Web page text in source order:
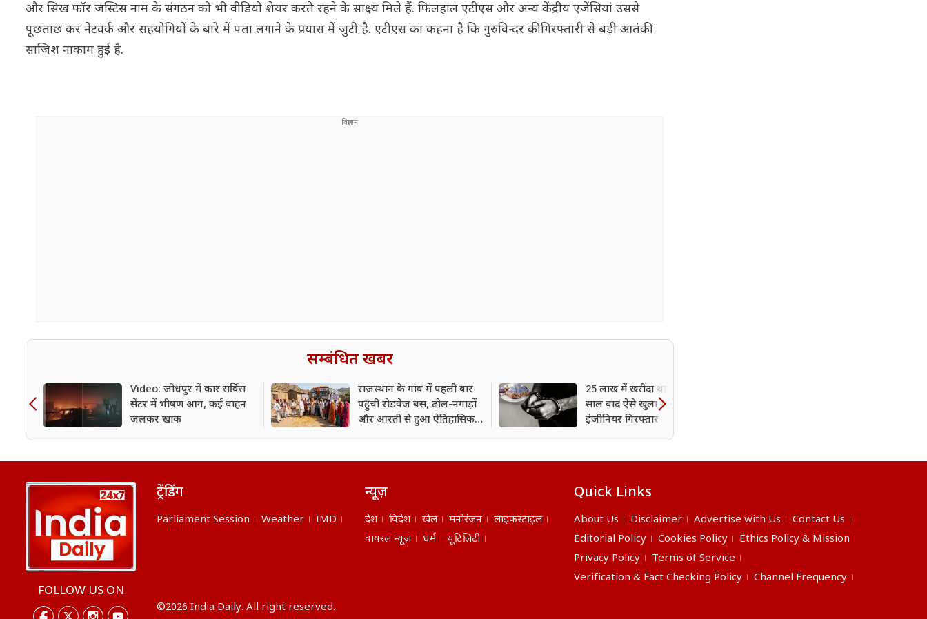
और सिख फॉर जस्टिस नाम के संगठन को भी वीडियो शेयर करते रहने के साक्ष्य मिले हैं. फिलहाल एटीएस और अन्य केंद्रीय एजेंसियां उससे
पूछताछ कर नेटवर्क और सहयोगियों के बारे में पता लगाने के प्रयास में जुटी है. एटीएस का कहना है कि गुरुविन्दर की गिरफ्तारी से बड़ी आतंकी
साजिश नाकाम हुई है.
सम्बंधित खबर
Video: जोधपुर में कार सर्विस
सेंटर में भीषण आग, कई वाहन
जलकर खाक
राजस्थान के गांव में पहली बार
पहुंची रोडवेज बस, ढोल-नगाड़ों
और आरती से हुआ ऐतिहासिक
25 लाख में खरीदा था पेपर, पांच
साल बाद ऐसे खुला राज; सरकारी
इंजीनियर गिरफ्तार
FOLLOW US ON
ट्रेंडिंग
Parliament Session Weather IMD
न्यूज़
देश विदेश खेल मनोरंजन
लाइफस्टाइल
वायरल न्यूज़
धर्म यूटिलिटी
Quick Links
About Us Disclaimer Advertise with Us
Contact Us
Editorial Policy
Cookies Policy
Ethics Policy & Mission
Privacy Policy
Terms of Service
Verification & Fact Checking Policy
Channel Frequency
©2026 India Daily. All right reserved.